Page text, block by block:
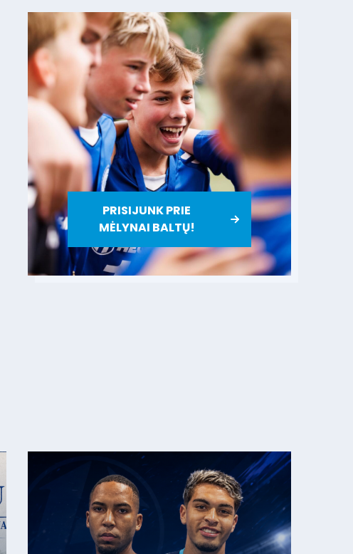
PRISIJUNK PRIE
MĖLYNAI BALTŲ!